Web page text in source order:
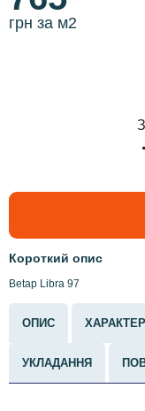
грн за м2
Короткий опис
Betap Libra 97
ОПИС
УКЛАДАННЯ